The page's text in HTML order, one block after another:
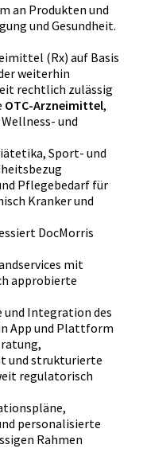
an Produkten und
und Gesundheit.
(Rx) auf Basis
weiterhin
rechtlich zulässig
OTC-Arzneimittel,
und
Sport- und
Pflegebedarf für
Kranker und
DocMorris
mit
approbierte
Integration des
App und Plattform
und strukturierte
regulatorisch
personalisierte
Rahmen